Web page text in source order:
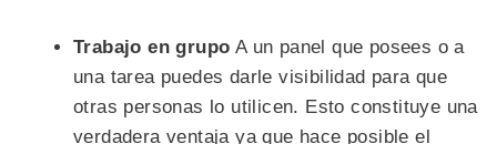
Trabajo en grupo A un panel que posees o a
una tarea puedes darle visibilidad para que
otras personas lo utilicen. Esto constituye una
verdadera ventaja ya que hace posible el